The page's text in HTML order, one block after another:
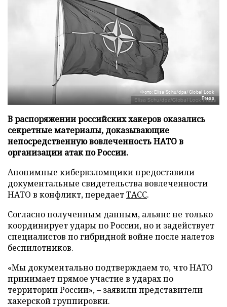
Фото: Elisa Schu/dpa/Global Look
Press
В распоряжении российских хакеров оказались
секретные материалы, доказывающие
непосредственную вовлеченность НАТО в
организации атак по России.
Анонимные кибервзломщики предоставили
документальные свидетельства вовлеченности
НАТО в конфликт, передаетТАСС.
Согласно полученным данным, альянс не только
координирует удары по России, но и задействует
специалистов по гибридной войне после налетов
беспилотников.
«Мы документально подтверждаем то, что НАТО
принимает прямое участие в ударах по
территории России», – заявили представители
хакерской группировки.